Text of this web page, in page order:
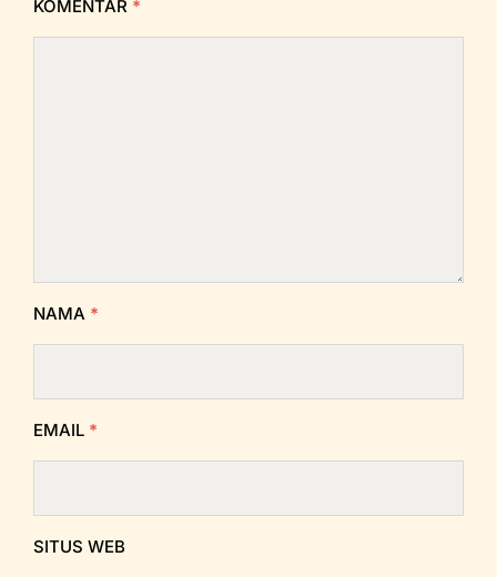
KOMENTAR *
NAMA *
EMAIL *
SITUS WEB